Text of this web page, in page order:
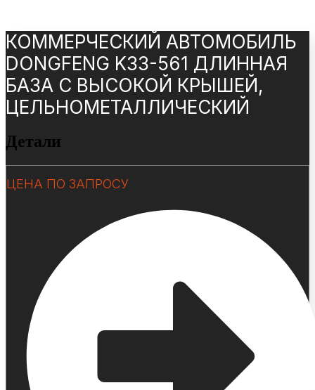
КОММЕРЧЕСКИЙ АВТОМОБИЛЬ
DONGFENG K33-561 ДЛИННАЯ
БАЗА С ВЫСОКОЙ КРЫШЕЙ,
ЦЕЛЬНОМЕТАЛЛИЧЕСКИЙ
Детали
ЦЕНА ПО ЗАПРОСУ